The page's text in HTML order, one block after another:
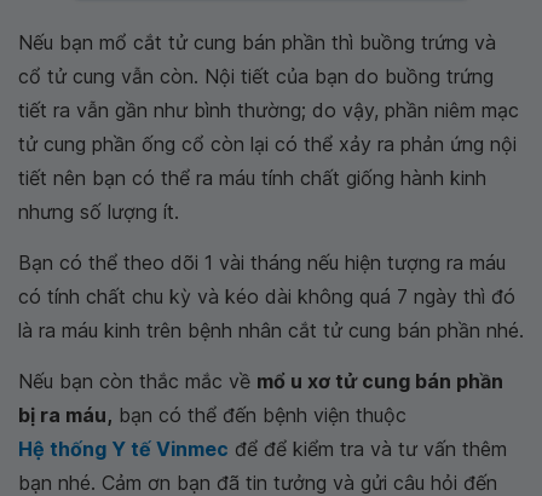
Nếu bạn mổ cắt tử cung bán phần thì buồng trứng và
cổ tử cung vẫn còn. Nội tiết của bạn do buồng trứng
tiết ra vẫn gần như bình thường; do vậy, phần niêm mạc
tử cung phần ống cổ còn lại có thể xảy ra phản ứng nội
tiết nên bạn có thể ra máu tính chất giống hành kinh
nhưng số lượng ít.
Bạn có thể theo dõi 1 vài tháng nếu hiện tượng ra máu
có tính chất chu kỳ và kéo dài không quá 7 ngày thì đó
là ra máu kinh trên bệnh nhân cắt tử cung bán phần nhé.
Nếu bạn còn thắc mắc về mổ u xơ tử cung bán phần
bị ra máu, bạn có thể đến bệnh viện thuộc
Hệ thống Y tế Vinmec để để kiểm tra và tư vấn thêm
bạn nhé. Cảm ơn bạn đã tin tưởng và gửi câu hỏi đến